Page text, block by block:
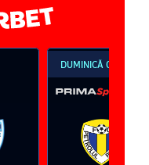
DUMINICĂ 09 AUG, 18:30